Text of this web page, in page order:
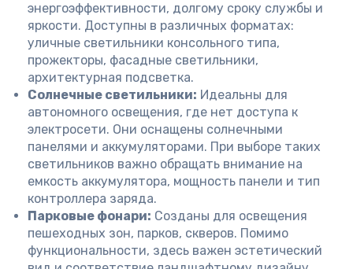
энергоэффективности, долгому сроку службы и
яркости. Доступны в различных форматах:
уличные светильники консольного типа,
прожекторы, фасадные светильники,
архитектурная подсветка.
Солнечные светильники: Идеальны для
автономного освещения, где нет доступа к
электросети. Они оснащены солнечными
панелями и аккумуляторами. При выборе таких
светильников важно обращать внимание на
емкость аккумулятора, мощность панели и тип
контроллера заряда.
Парковые фонари: Созданы для освещения
пешеходных зон, парков, скверов. Помимо
функциональности, здесь важен эстетический